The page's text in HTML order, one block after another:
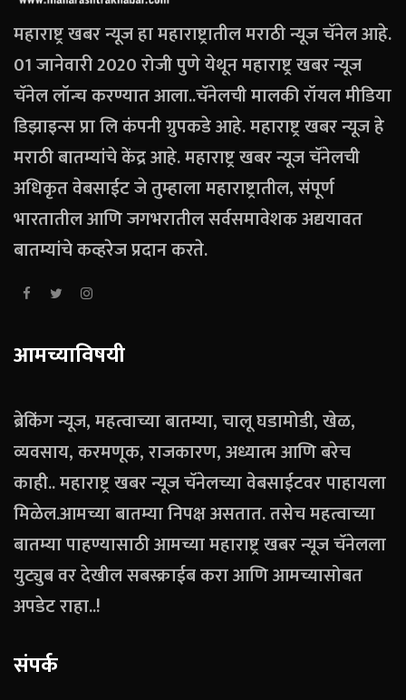
महाराष्ट्र खबर न्यूज हा महाराष्ट्रातील मराठी न्यूज चॅनेल आहे.
01 जानेवारी 2020 रोजी पुणे येथून महाराष्ट्र खबर न्यूज
चॅनेल लॉन्च करण्यात आला..चॅनेलची मालकी रॉयल मीडिया
डिझाइन्स प्रा लि कंपनी ग्रुपकडे आहे. महाराष्ट्र खबर न्यूज हे
मराठी बातम्यांचे केंद्र आहे. महाराष्ट्र खबर न्यूज चॅनेलची
अधिकृत वेबसाईट जे तुम्हाला महाराष्ट्रातील, संपूर्ण
भारतातील आणि जगभरातील सर्वसमावेशक अद्ययावत
बातम्यांचे कव्हरेज प्रदान करते.
आमच्याविषयी
ब्रेकिंग न्यूज, महत्वाच्या बातम्या, चालू घडामोडी, खेळ,
व्यवसाय, करमणूक, राजकारण, अध्यात्म आणि बरेच
काही.. महाराष्ट्र खबर न्यूज चॅनेलच्या वेबसाईटवर पाहायला
मिळेल.आमच्या बातम्या निपक्ष असतात. तसेच महत्वाच्या
बातम्या पाहण्यासाठी आमच्या महाराष्ट्र खबर न्यूज चॅनेलला
युट्युब वर देखील सबस्क्राईब करा आणि आमच्यासोबत
अपडेट राहा..!
संपर्क